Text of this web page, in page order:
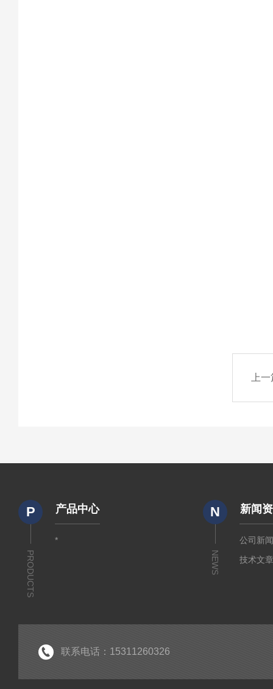
上
P
PRODUCTS
产品中心
*
N
NEWS
新闻
公司新
技术文
联系电话：15311260326